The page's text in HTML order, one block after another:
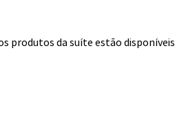
os produtos da suíte estão